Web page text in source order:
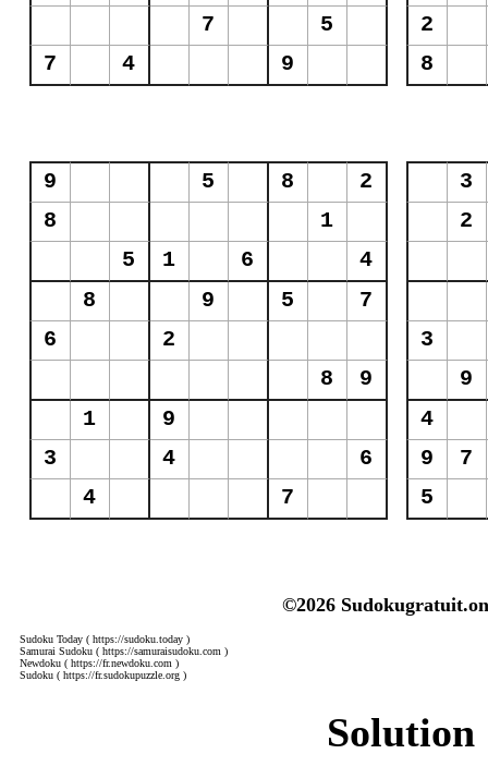
©2026
Sudoku Today ( https://sudoku.today )
Samurai Sudoku ( https://samuraisudoku.com )
Newdoku ( https://fr.newdoku.com )
Sudoku ( https://fr.sudokupuzzle.org )
Solution